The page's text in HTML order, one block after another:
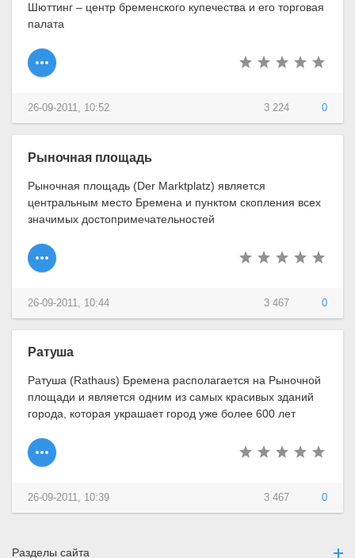
Шюттинг – центр бременского купечества и его торговая
палата
3 224 0
26-09-2011, 10:52
Рыночная площадь
Рыночная площадь (Der Marktplatz) является
центральным место Бремена и пунктом скопления всех
значимых достопримечательностей
3 467 0
26-09-2011, 10:44
Ратуша
Ратуша (Rathaus) Бремена располагается на Рыночной
площади и является одним из самых красивых зданий
города, которая украшает город уже более 600 лет
3 467 0
26-09-2011, 10:39
Разделы сайта